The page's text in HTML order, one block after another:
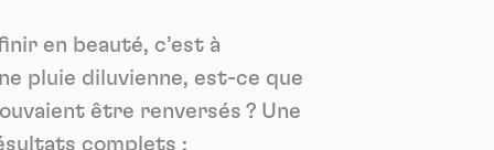
en beauté, c’est à
pluie diluvienne, est-ce que
être renversés ? Une
complets :
me